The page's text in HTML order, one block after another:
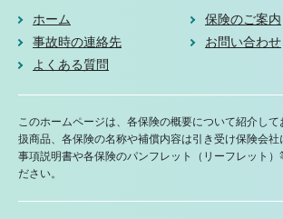
ホーム 保険のご案内
事故時の連絡先
お問い合わせ
よくある質問
このホームページは、各保険の概要について紹介し
扱商品、各保険の名称や補償内容は引き受け保険会
事項説明書や各保険のパンフレット（リーフレット
ださい。